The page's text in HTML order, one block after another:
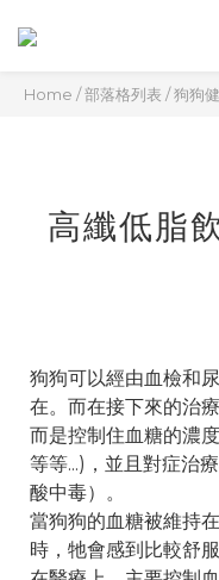
Home /部落格列表 /狗狗
高纖低脂
狗狗可以經由血檢和
在。而在接下來的治
而是控制住血糖的濃
等等...)，並且對症治
酸中毒）。
當狗狗的血糖被維持
時，牠會感到比較舒